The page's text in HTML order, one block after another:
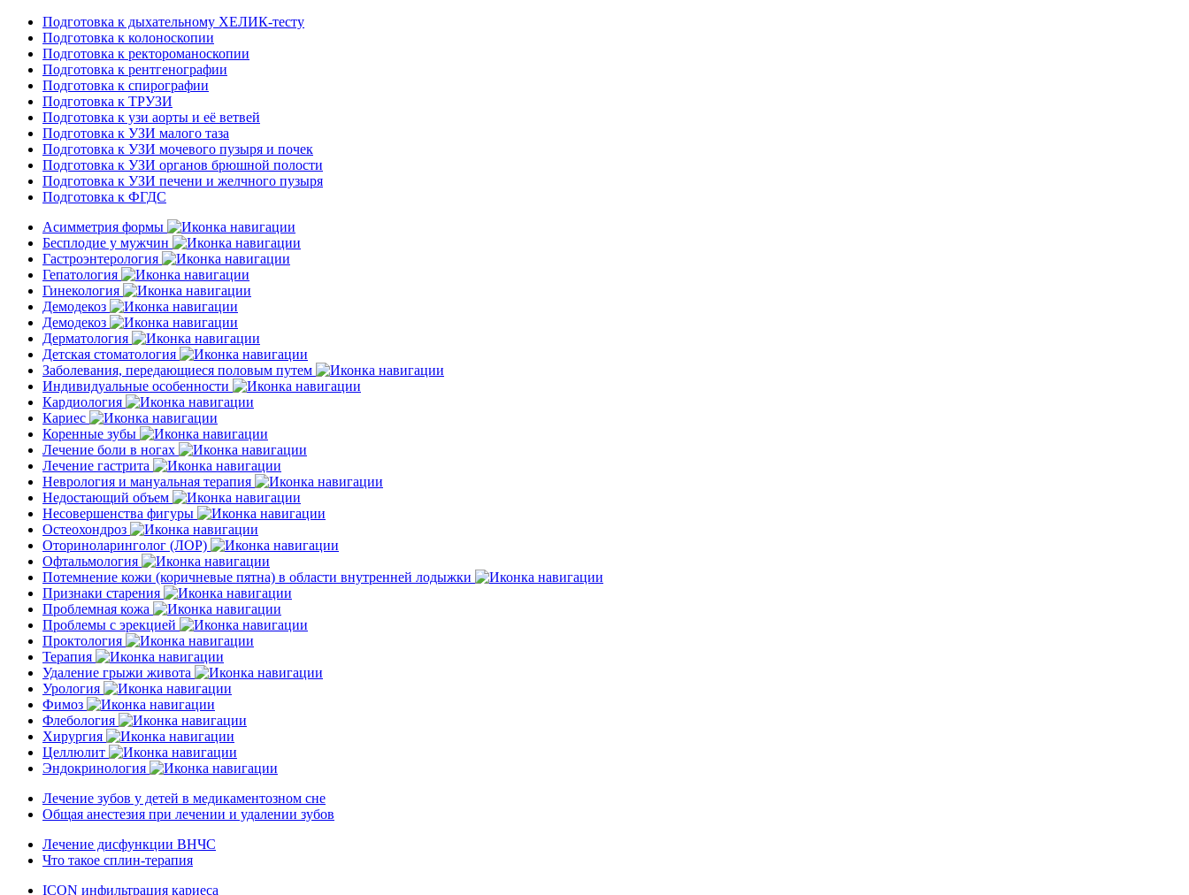
Подготовка к дыхательному ХЕЛИК-тесту
Подготовка к колоноскопии
Подготовка к ректороманоскопии
Подготовка к рентгенографии
Подготовка к спирографии
Подготовка к ТРУЗИ
Подготовка к узи аорты и её ветвей
Подготовка к УЗИ малого таза
Подготовка к УЗИ мочевого пузыря и почек
Подготовка к УЗИ органов брюшной полости
Подготовка к УЗИ печени и желчного пузыря
Подготовка к ФГДС
Асимметрия формы
Бесплодие у мужчин
Гастроэнтерология
Гепатология
Гинекология
Демодекоз
Демодекоз
Дерматология
Детская стоматология
Заболевания, передающиеся половым путем
Индивидуальные особенности
Кардиология
Кариес
Коренные зубы
Лечение боли в ногах
Лечение гастрита
Неврология и мануальная терапия
Недостающий объем
Несовершенства фигуры
Остеохондроз
Оториноларинголог (ЛОР)
Офтальмология
Потемнение кожи (коричневые пятна) в области внутренней лодыжки
Признаки старения
Проблемная кожа
Проблемы с эрекцией
Проктология
Терапия
Удаление грыжи живота
Урология
Фимоз
Флебология
Хирургия
Целлюлит
Эндокринология
Лечение зубов у детей в медикаментозном сне
Общая анестезия при лечении и удалении зубов
Лечение дисфункции ВНЧС
Что такое сплин-терапия
ICON инфильтрация кариеса